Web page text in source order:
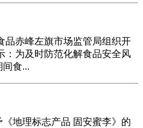
品赤峰左旗市场监管局组织开
：为及时防范化解食品安全风
食...
地理标志产品 固安蜜李》的